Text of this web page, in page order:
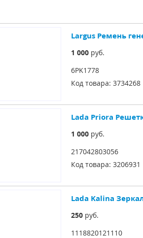
Largus Ремень
1 000руб.
6PK1778
Код товара: 3734268
Lada Priora
1 000руб.
217042803056
Код товара: 3206931
Lada Kalina
250руб.
1118820121110